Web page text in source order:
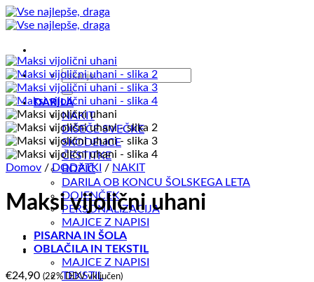
Skoči
na
Išči:
DARILA
NAKIT
DIŠEČE SVEČKE
SKODELICE
ČESTITKE
BOŽIČ
DARILA OB KONCU ŠOLSKEGA LETA
DOJENČEK
PERSONALIZACIJA
MAJICE Z NAPISI
PISARNA IN ŠOLA
OBLAČILA IN TEKSTIL
MAJICE Z NAPISI
TEKSTIL
Domov / DODATKI / NAKIT
Maksi vijolični uhani
€24,90 (22% DDV vključen)